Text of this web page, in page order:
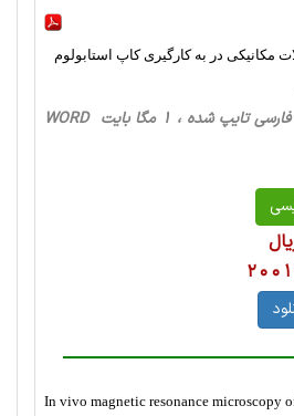
مکانیکی در به کارگیری کاپ استابولوم
In vivo magnetic resonance microscopy